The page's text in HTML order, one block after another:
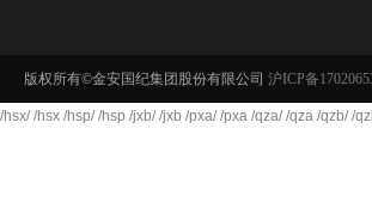
版权所有©金安国纪集团股份有限公司 沪ICP备
/hsx/ /hsx /hsp/ /hsp /jxb/ /jxb /pxa/ /pxa /qza/ /qza /qzb/ /